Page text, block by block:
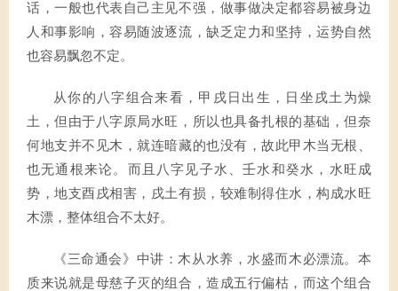
话，一般也代表自己主见不强，做事做决定都容易被身边
人和事影响，容易随波逐流，缺乏定力和坚持，运势自然
也容易飘忽不定。
从你的八字组合来看，甲戌日出生，日坐戌土为燥
土，但由于八字原局水旺，所以也具备扎根的基础，但奈
何地支并不见木，就连暗藏的也没有，故此甲木当无根、
也无通根来论。而且八字见子水、壬水和癸水，水旺成
势，地支酉戌相害，戌土有损，较难制得住水，构成水旺
木漂，整体组合不太好。
《三命通会》中讲：木从水养，水盛而木必漂流。本
质来说就是母慈子灭的组合，造成五行偏枯，而这个组合